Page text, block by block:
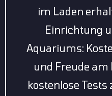
im Laden
Einrichtung
Aquariums:
und Freude am
kostenlose